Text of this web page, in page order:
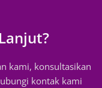
kami, konsultasikan
kontak kami